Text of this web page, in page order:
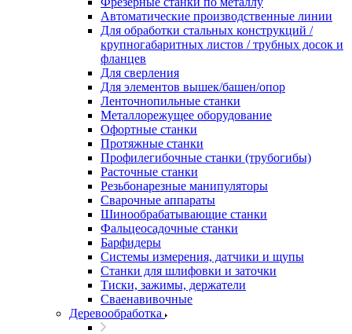
Автоматические производственные линии
Для обработки стальных конструкций /
крупногабаритных листов / трубных досок и
фланцев
Для сверления
Для элементов вышек/башен/опор
Ленточнопильные станки
Металлорежущее оборудование
Офортные станки
Протяжные станки
Профилегибочные станки (трубогибы)
Расточные станки
Резьбонарезные манипуляторы
Сварочные аппараты
Шинообрабатывающие станки
Фальцеосадочные станки
Барфидеры
Системы измерения, датчики и щупы
Станки для шлифовки и заточки
Тиски, зажимы, держатели
Cваенавивочные
Деревообработка